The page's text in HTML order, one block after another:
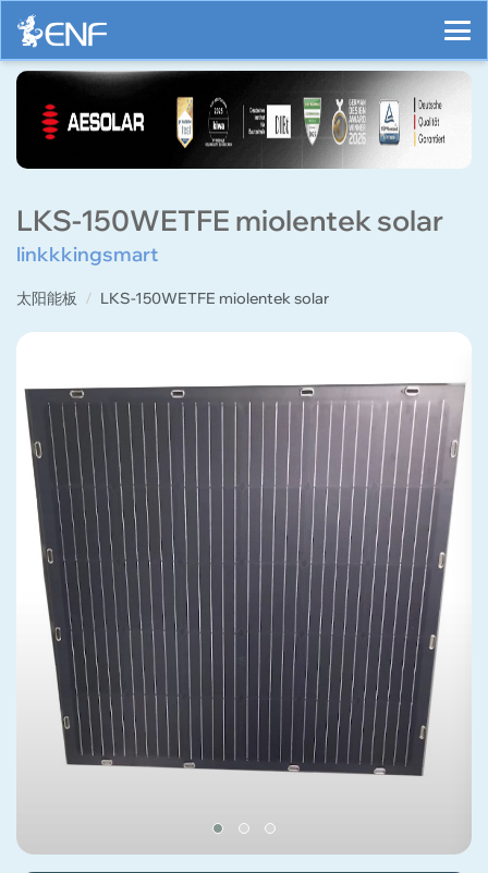
LKS-150WETFE miolentek solar
linkkkingsmart
太阳能板 LKS-150WETFE miolentek solar